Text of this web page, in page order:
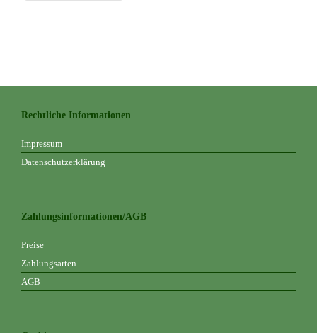
Rechtliche Informationen
Impressum
Datenschutzerklärung
Zahlungsinformationen/AGB
Preise
Zahlungsarten
AGB